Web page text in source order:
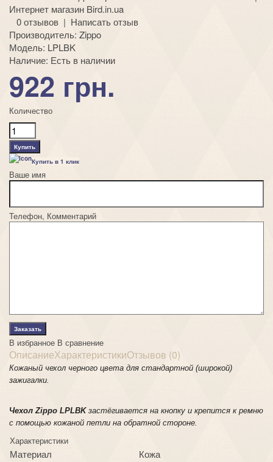
0 отзывов | Написать отзыв
Производитель: Zippo
Модель: LPLBK
Наличие: Есть в наличии
922 грн.
Количество
Купить в 1 клик
Ваше имя
Телефон, Комментарий
В избранное В сравнение
ОписаниеХарактеристикиОтзывов (0)
Кожаный чехол черного цвета для стандартной (широкой)
зажигалки.
Чехол Zippo LPLBKзастёгивается на кнопку и крепится к ремню
с помощью кожаной петли на обратной стороне.
Характеристики
Материал
Кожа